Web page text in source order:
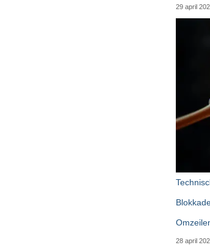
29 april
28 april